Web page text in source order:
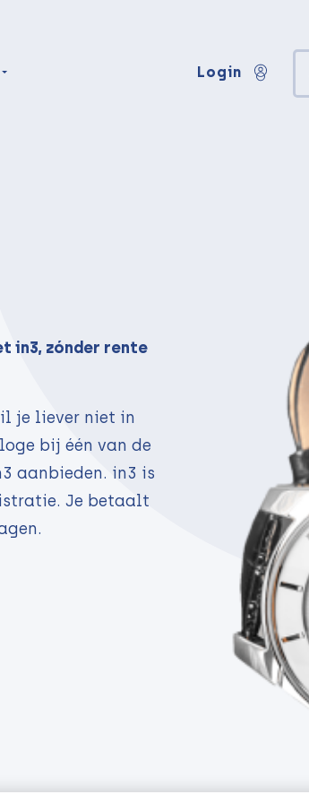
Login
in3, zónder rente
je liever niet in
bij één van de
aanbieden. in3 is
Je betaalt